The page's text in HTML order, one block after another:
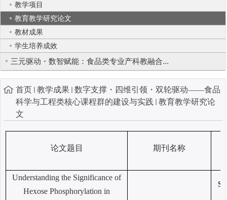
教学项目
教育教学研究论文
教材成果
学生培养成效
三元驱动・数智赋能：食品类专业产科教融合...
首页 教学成果 数字支撑・四维引领・双轮驱动——食品
科学与工程类核心课程群的建设与实践
教育教学研究论
文
论文题目 期刊名称
Understanding the Significance of
Hexose Phosphorylation in